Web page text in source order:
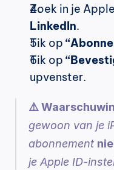
LinkedIn.
Tik op
Tik op
upvenster.
⚠️
gewoon van je
abonnement
je Apple ID-